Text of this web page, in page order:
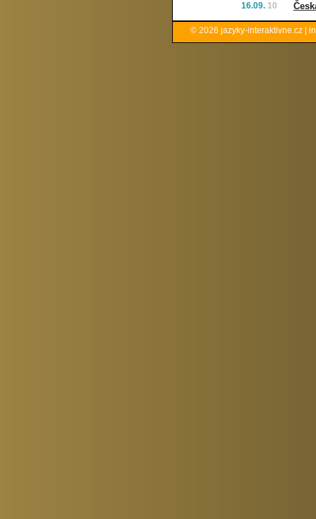
16.09. 10
© 2026 jazyky-interaktivne.cz